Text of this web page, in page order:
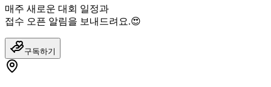
매주 새로운 대회 일정과
접수 오픈 알림을 보내드려요.😍
구독하기